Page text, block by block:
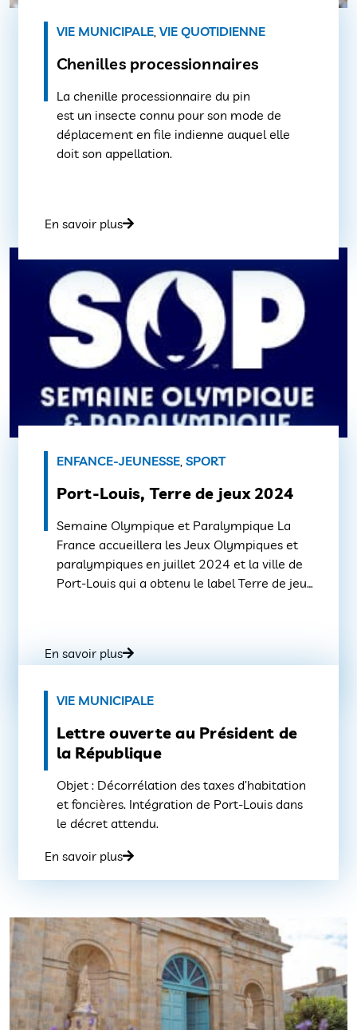
VIE MUNICIPALE, VIE QUOTIDIENNE
Chenilles processionnaires
La chenille processionnaire du pin
est un insecte connu pour son mode de
déplacement en file indienne auquel elle
doit son appellation.
En savoir plus
ENFANCE-JEUNESSE, SPORT
Port-Louis, Terre de jeux 2024
Semaine Olympique et Paralympique La
France accueillera les Jeux Olympiques et
paralympiques en juillet 2024 et la ville de
Port-Louis qui a obtenu le label Terre de jeux
prochains mois sur son territoire des […]
En savoir plus
VIE MUNICIPALE
Lettre ouverte au Président de
la République
Objet : Décorrélation des taxes d’habitation
et foncières. Intégration de Port-Louis dans
le décret attendu.
En savoir plus